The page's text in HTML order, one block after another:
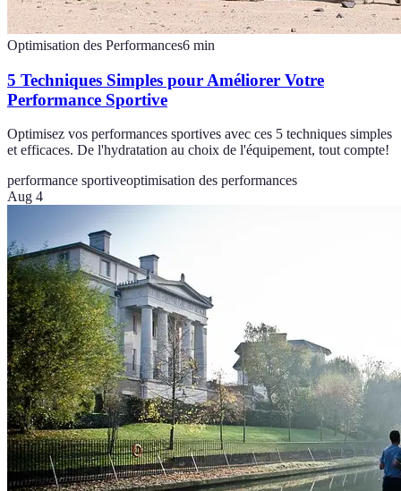
Optimisation des Performances6 min
5 Techniques Simples pour Améliorer Votre
Performance Sportive
Optimisez vos performances sportives avec ces 5 techniques simples
et efficaces. De l'hydratation au choix de l'équipement, tout compte!
performance sportiveoptimisation des performances
Aug 4